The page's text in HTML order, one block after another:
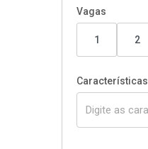
Vagas
1 2
Características